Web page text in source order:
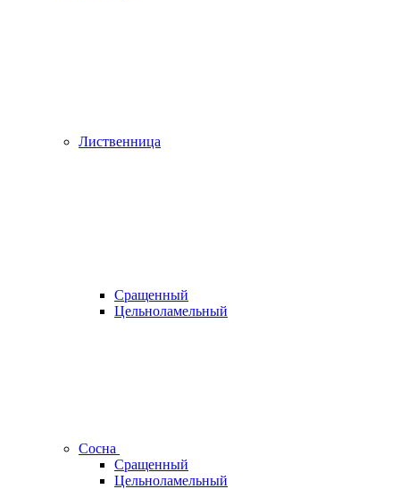
Лиственница
Сращенный
Цельноламельный
Сосна
Сращенный
Цельноламельный